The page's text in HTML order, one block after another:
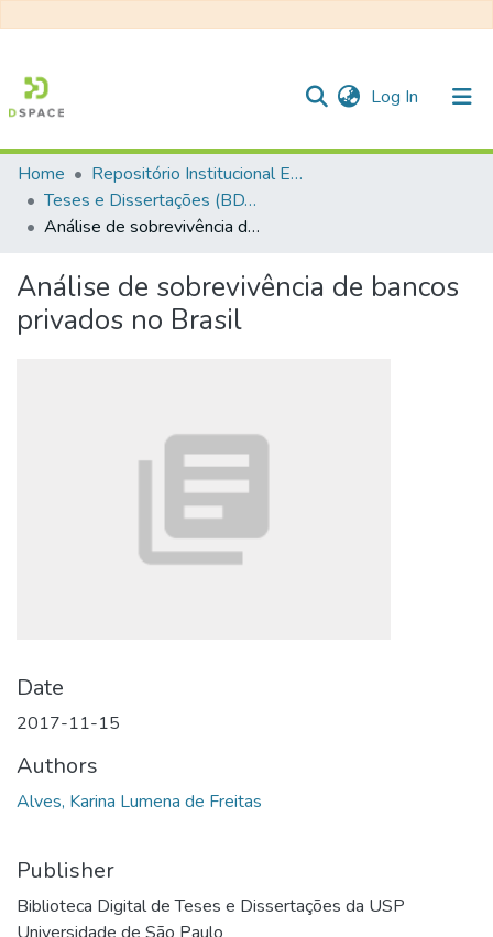
Log In (current)
Communities & Collections
All of DSpace
Statistics
Home
Repositório Institucional EESC
Teses e Dissertações (BDTD USP)
Análise de sobrevivência de bancos privados no Brasil
Análise de sobrevivência de bancos
privados no Brasil
Date
2017-11-15
Authors
Alves, Karina Lumena de Freitas
Publisher
Biblioteca Digital de Teses e Dissertações da USP